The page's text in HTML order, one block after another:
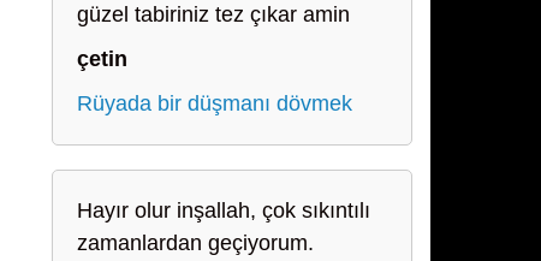
güzel tabiriniz tez çıkar amin
çetin
Rüyada bir düşmanı dövmek
Hayır olur inşallah, çok sıkıntılı
zamanlardan geçiyorum.